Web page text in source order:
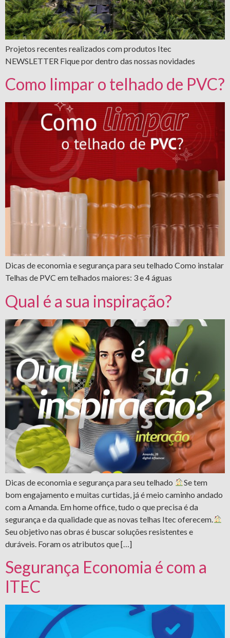
Projetos recentes realizados com produtos Itec
NEWSLETTER Fique por dentro das nossas novidades
Como limpar o telhado de PVC?
Dicas de economia e segurança para seu telhado Como instalar
Telhas de PVC em telhados maiores: 3 e 4 águas
Qual é a sua inspiração?
Dicas de economia e segurança para seu telhado
Se tem
bom engajamento e muitas curtidas, já é meio caminho andado
com a Amanda. Em home office, tudo o que precisa é da
segurança e da qualidade que as novas telhas Itec oferecem.
Seu objetivo nas obras é buscar soluções resistentes e
duráveis. Foram os atributos que […]
Segurança Economia é com a
ITEC